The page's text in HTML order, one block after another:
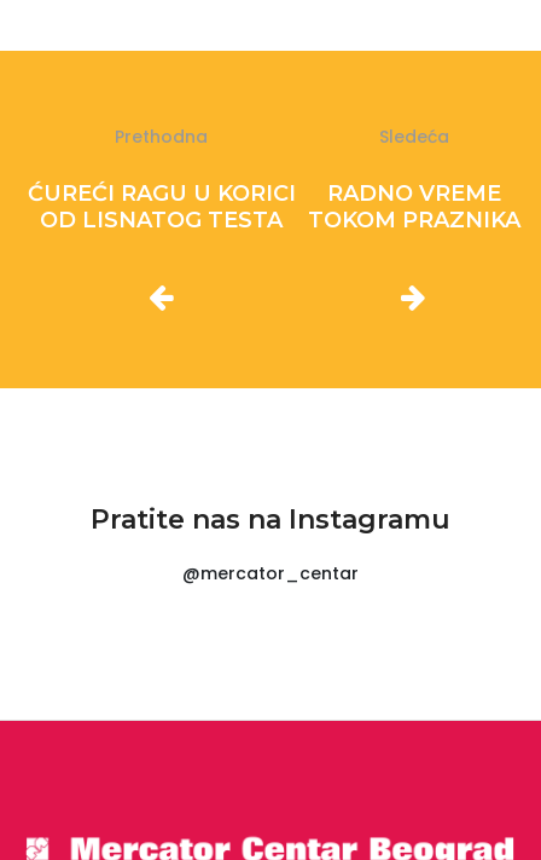
Prethodna
ĆUREĆI RAGU U KORICI
OD LISNATOG TESTA
Sledeća
RADNO VREME
TOKOM PRAZNIKA
Pratite nas na Instagramu
@mercator_centar